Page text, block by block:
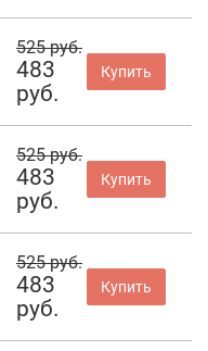
525 руб.
483
руб.
Купить
525 руб.
483
руб.
Купить
525 руб.
483
руб.
Купить